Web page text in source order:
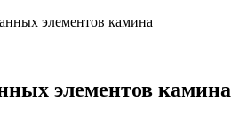
элементов камина
элементов камина